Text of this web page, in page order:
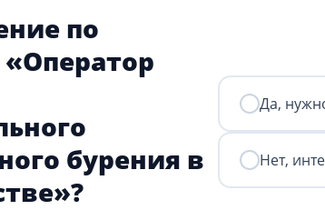
по
бурения в
Да,
Нет,